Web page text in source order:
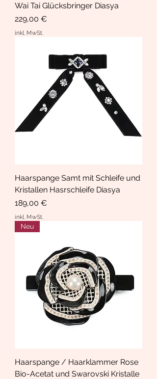
Wai Tai Glücksbringer Diasya
Preis
229,00 €
inkl. MwSt.
Haarspange Samt mit Schleife und
Kristallen Hasrschleife Diasya
Preis
189,00 €
inkl. MwSt.
Neu
Haarspange / Haarklammer Rose
Bio-Acetat und Swarovski Kristalle